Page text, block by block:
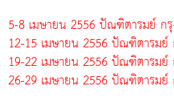
5-8 เมษายน 2556 ปัณฑิตารมย์ ก
12-15 เมษายน 2556 ปัณฑิตารมย์
19-22 เมษายน 2556 ปัณฑิตารมย์
26-29 เมษายน 2556 ปัณฑิตารมย์